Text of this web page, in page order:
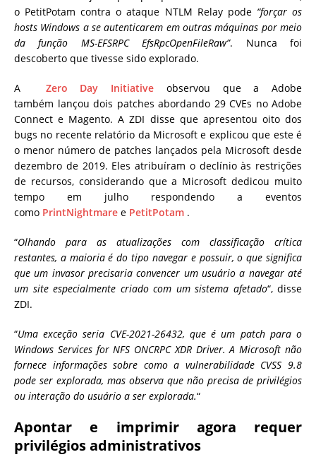
o PetitPotam contra o ataque NTLM Relay pode “forçar os
hosts Windows a se autenticarem em outras máquinas por meio
da função MS-EFSRPC EfsRpcOpenFileRaw”. Nunca foi
descoberto que tivesse sido explorado.
A Zero Day Initiative observou que a Adobe
também lançou dois patches abordando 29 CVEs no Adobe
Connect e Magento. A ZDI disse que apresentou oito dos
bugs no recente relatório da Microsoft e explicou que este é
o menor número de patches lançados pela Microsoft desde
dezembro de 2019. Eles atribuíram o declínio às restrições
de recursos, considerando que a Microsoft dedicou muito
tempo em julho respondendo a eventos
como PrintNightmare e PetitPotam .
“Olhando para as atualizações com classificação crítica
restantes, a maioria é do tipo navegar e possuir, o que significa
que um invasor precisaria convencer um usuário a navegar até
um site especialmente criado com um sistema afetado“, disse
ZDI.
“Uma exceção seria CVE-2021-26432, que é um patch para o
Windows Services for NFS ONCRPC XDR Driver. A Microsoft não
fornece informações sobre como a vulnerabilidade CVSS 9.8
pode ser explorada, mas observa que não precisa de privilégios
ou interação do usuário a ser explorada.“
Apontar e imprimir agora requer
privilégios administrativos